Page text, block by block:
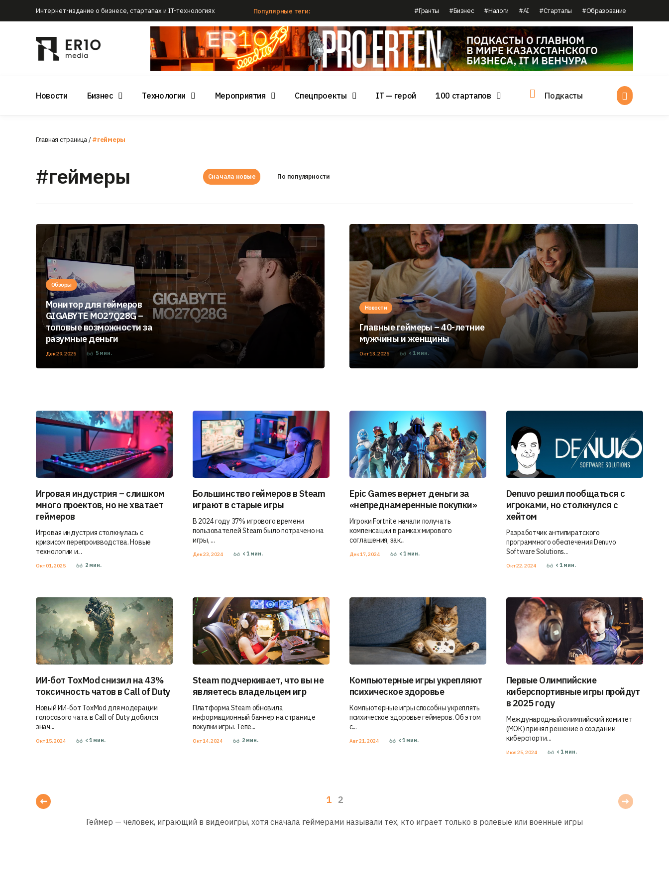
Интернет-издание о бизнесе, стартапах и IT-технологиях Популярные теги: #Гранты #Бизнес #Налоги #AI #Стартапы #Образование
Новости Бизнес Технологии Мероприятия Спецпроекты IT — герой 100 стартапов Подкасты
Главная страница/#геймеры
#геймеры Сначала новые По популярности
Обзоры
Монитор для геймеров
GIGABYTE MO27Q28G –
топовые возможности за
разумные деньги
Дек 29, 2025 5 мин.
Новости
Главные геймеры – 40-летние
мужчины и женщины
Окт 13, 2025 < 1 мин.
Игровая индустрия – слишком
много проектов, но не хватает
геймеров
Игровая индустрия столкнулась с
кризисом перепроизводства. Новые
технологии и...
Окт 01, 2025 2 мин.
Большинство геймеров в Steam
играют в старые игры
В 2024 году 37% игрового времени
пользователей Steam было потрачено на
игры, ...
Дек 23, 2024 < 1 мин.
Epic Games вернет деньги за
«непреднамеренные покупки»
Игроки Fortnite начали получать
компенсации в рамках мирового
соглашения, зак...
Дек 17, 2024 < 1 мин.
Denuvo решил пообщаться с
игроками, но столкнулся с
хейтом
Разработчик антипиратского
программного обеспечения Denuvo
Software Solutions...
Окт 22, 2024 < 1 мин.
ИИ-бот ToxMod снизил на 43%
токсичность чатов в Call of Duty
Новый ИИ-бот ToxMod для модерации
голосового чата в Call of Duty добился
знач...
Окт 15, 2024 < 1 мин.
Steam подчеркивает, что вы не
являетесь владельцем игр
Платформа Steam обновила
информационный баннер на странице
покупки игры. Тепе...
Окт 14, 2024 2 мин.
Компьютерные игры укрепляют
психическое здоровье
Компьютерные игры способны укреплять
психическое здоровье геймеров. Об этом
с...
Авг 21, 2024 < 1 мин.
Первые Олимпийские
киберспортивные игры пройдут
в 2025 году
Международный олимпийский комитет
(МОК) принял решение о создании
киберспорти...
Июл 25, 2024 < 1 мин.
1 2
Геймер — человек, играющий в видеоигры, хотя сначала геймерами называли тех, кто играет только в ролевые или военные игры